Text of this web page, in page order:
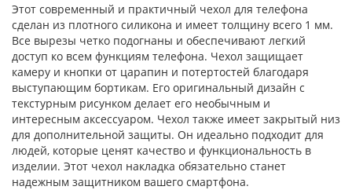
Этот современный и практичный чехол для телефона
сделан из плотного силикона и имеет толщину всего 1 мм.
Все вырезы четко подогнаны и обеспечивают легкий
доступ ко всем функциям телефона. Чехол защищает
камеру и кнопки от царапин и потертостей благодаря
выступающим бортикам. Его оригинальный дизайн с
текстурным рисунком делает его необычным и
интересным аксессуаром. Чехол также имеет закрытый низ
для дополнительной защиты. Он идеально подходит для
людей, которые ценят качество и функциональность в
изделии. Этот чехол накладка обязательно станет
надежным защитником вашего смартфона.